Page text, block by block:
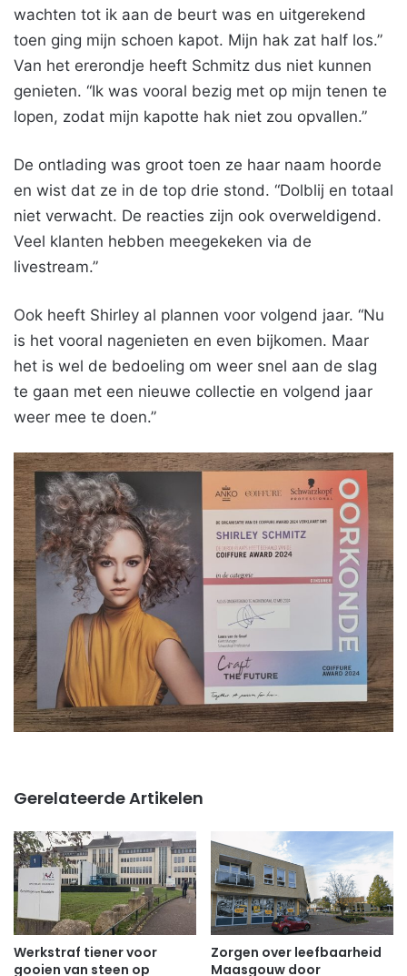
wachten tot ik aan de beurt was en uitgerekend
toen ging mijn schoen kapot. Mijn hak zat half los.”
Van het ererondje heeft Schmitz dus niet kunnen
genieten. “Ik was vooral bezig met op mijn tenen te
lopen, zodat mijn kapotte hak niet zou opvallen.”
De ontlading was groot toen ze haar naam hoorde
en wist dat ze in de top drie stond. “Dolblij en totaal
niet verwacht. De reacties zijn ook overweldigend.
Veel klanten hebben meegekeken via de
livestream.”
Ook heeft Shirley al plannen voor volgend jaar. “Nu
is het vooral nagenieten en even bijkomen. Maar
het is wel de bedoeling om weer snel aan de slag
te gaan met een nieuwe collectie en volgend jaar
weer mee te doen.”
Gerelateerde Artikelen
Werkstraf tiener voor
gooien van steen op
Zorgen over leefbaarheid
Maasgouw door